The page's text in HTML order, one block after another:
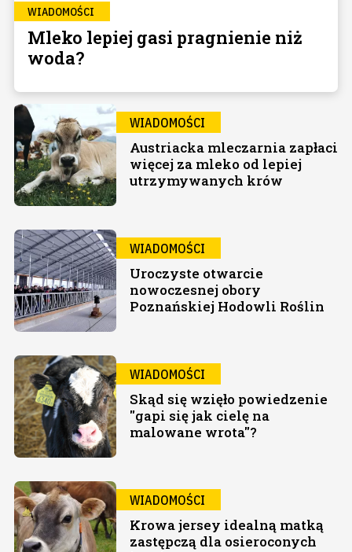
WIADOMOŚCI
Mleko lepiej gasi pragnienie niż
woda?
WIADOMOŚCI
Austriacka mleczarnia zapłaci
więcej za mleko od lepiej
utrzymywanych krów
WIADOMOŚCI
Uroczyste otwarcie
nowoczesnej obory
Poznańskiej Hodowli Roślin
WIADOMOŚCI
Skąd się wzięło powiedzenie
"gapi się jak cielę na
malowane wrota"?
WIADOMOŚCI
Krowa jersey idealną matką
zastępczą dla osieroconych